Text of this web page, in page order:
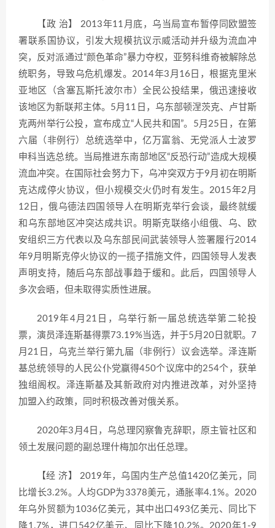
【政 治】 2013年11月底，乌当局宣布暂停同欧盟签
署联系国协议，引发大规模抗议示威活动并升级为流血冲
突，反对派通过“颜色革命”暴力夺权，亚努科维奇被解除总
统职务，导致乌危机爆发。2014年3月16日，根据克里米
亚地区（含塞瓦斯托波尔市）全民公投结果，俄迅速接收
该地区为新联邦主体。5月11日，乌东部顿涅茨克、卢甘斯
克两州举行公投，宣布成立“人民共和国”。5月25日，在第
六届（非例行）总统选举中，亿万富翁、无党派人士波罗
申科当选总统。当局推进东南部地区“反恐行动”造成大规模
流血冲突。在国际社会努力下，乌冲突双方于9月初在明斯
克达成停火协议，但小规模交火仍时有发生。2015年2月
12日，俄乌德法四国领导人在明斯克举行会谈，最终就缓
和乌东部地区冲突达成共识。明斯克联络小组俄、乌、欧
安组织三方代表以及乌东部民间武装领导人签署履行2014
年9月明斯克停火协议的一揽子措施文件，四国领导人发表
声明支持，随后乌东部战事趋于缓和。此后，四国领导人
多次会晤，但未取得实质性进展。
2019年4月21日，乌举行新一届总统选举第二轮投
票，演员泽连斯基得票73.19%当选，并于5月20日就职。7
月21日，乌克兰举行第九届（非例行）议会选举。泽连斯
基总统领导的人民公仆党赢得450个议席中的254个，获单
独组阁权。泽连斯基及其新政府对内推进改革，对外坚持
加盟入约政策，同时积极改善对俄关系。
2020年3月4日，乌总理冈察鲁克辞职，原主管社区和
领土发展问题的副总理什梅加尔出任总理。
【经 济】 2019年，乌国内生产总值1420亿美元，同
比增长3.2%。人均GDP为3378美元，通胀率4.1%。2020
年乌外贸额为1036亿美元，其中出口493亿美元、同比下
降1.7%，进口542亿美元、同比下降10.2%。2020年1-9